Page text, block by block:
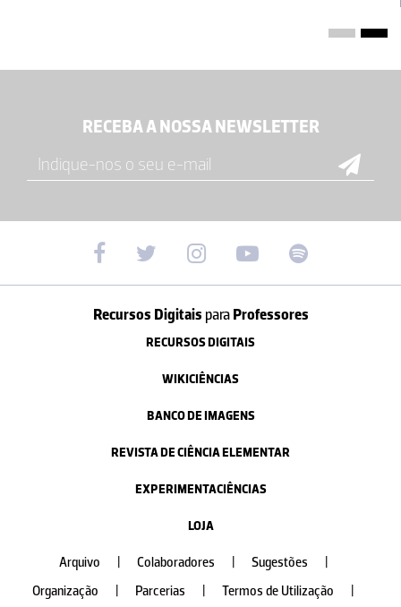
RECEBA A NOSSA NEWSLETTER
Recursos Digitais paraProfessores
RECURSOS DIGITAIS
WIKICIÊNCIAS
BANCO DE IMAGENS
REVISTA DE CIÊNCIA ELEMENTAR
EXPERIMENTACIÊNCIAS
LOJA
Arquivo Colaboradores Sugestões
Organização
Parcerias Termos de Utilização